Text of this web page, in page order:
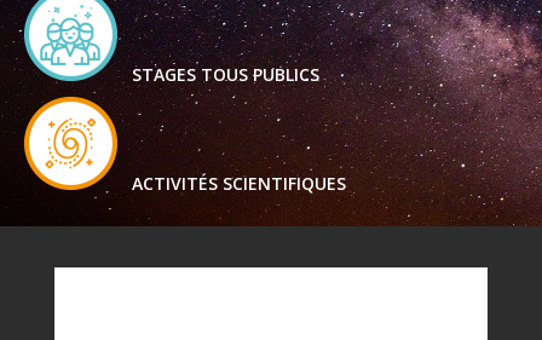
STAGES TOUS PUBLICS
ACTIVITÉS SCIENTIFIQUES